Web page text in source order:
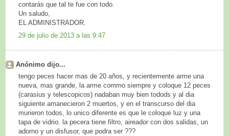
contarás que tal te fue con todo.
Un saludo,
EL ADMINISTRADOR.
29 de julio de 2013 a las 9:47
Anónimo dijo...
tengo peces hacer mas de 20 años, y recientemente arme una
nueva, mas grande, la arme commo siempre y coloque 12 peces
(carasius y telescopicos) nadaban muy bien todods y al dia
siguiente amanecieron 2 muertos, y en el transcurso del dia
murieron todos, lo unico diferente es que le coloque luz y una
tapa de vidrio. la pecera tiene filtro, aireador con dos salidas, un
adorno y un disfusor, que podra ser ???